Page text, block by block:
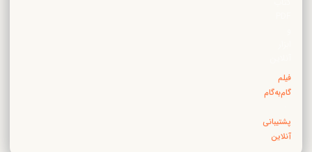
فیلم
گام‌به‌گام
پشتیبانی
آنلاین